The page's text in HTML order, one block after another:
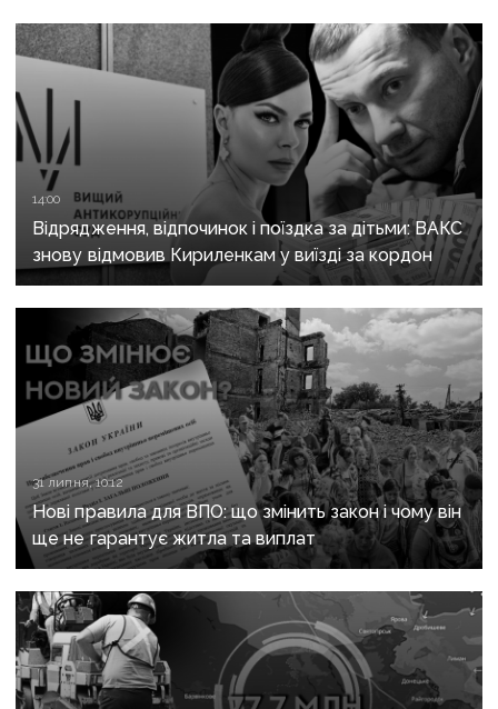
14:00
Відрядження, відпочинок і поїздка за дітьми: ВАКС
знову відмовив Кириленкам у виїзді за кордон
31 липня, 10:12
Нові правила для ВПО: що змінить закон і чому він
ще не гарантує житла та виплат